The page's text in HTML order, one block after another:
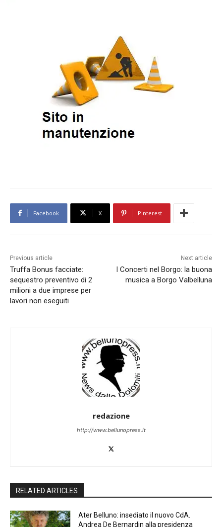
Facebook X Pinterest
Previous article
Truffa Bonus facciate:
sequestro preventivo di 2
milioni a due imprese per
lavori non eseguiti
Next article
I Concerti nel Borgo: la buona
musica a Borgo Valbelluna
redazione
http://www.bellunopress.it
RELATED ARTICLES
Ater Belluno: insediato il nuovo CdA.
Andrea De Bernardin alla presidenza